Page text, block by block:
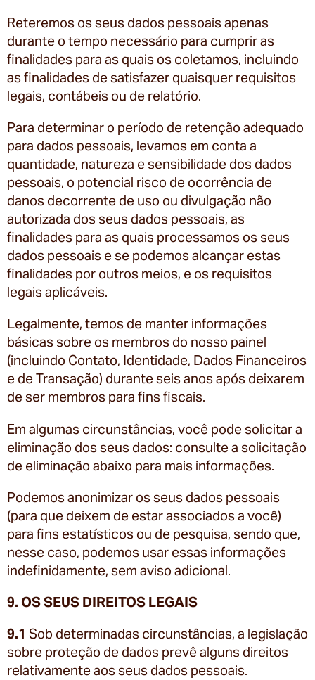
Reteremos os seus dados pessoais apenas
durante o tempo necessário para cumprir as
finalidades para as quais os coletamos, incluindo
as finalidades de satisfazer quaisquer requisitos
legais, contábeis ou de relatório.
Para determinar o período de retenção adequado
para dados pessoais, levamos em conta a
quantidade, natureza e sensibilidade dos dados
pessoais, o potencial risco de ocorrência de
danos decorrente de uso ou divulgação não
autorizada dos seus dados pessoais, as
finalidades para as quais processamos os seus
dados pessoais e se podemos alcançar estas
finalidades por outros meios, e os requisitos
legais aplicáveis.
Legalmente, temos de manter informações
básicas sobre os membros do nosso painel
(incluindo Contato, Identidade, Dados Financeiros
e de Transação) durante seis anos após deixarem
de ser membros para fins fiscais.
Em algumas circunstâncias, você pode solicitar a
eliminação dos seus dados: consulte a solicitação
de eliminação abaixo para mais informações.
Podemos anonimizar os seus dados pessoais
(para que deixem de estar associados a você)
para fins estatísticos ou de pesquisa, sendo que,
nesse caso, podemos usar essas informações
indefinidamente, sem aviso adicional.
9. OS SEUS DIREITOS LEGAIS
9.1 Sob determinadas circunstâncias, a legislação
sobre proteção de dados prevê alguns direitos
relativamente aos seus dados pessoais.